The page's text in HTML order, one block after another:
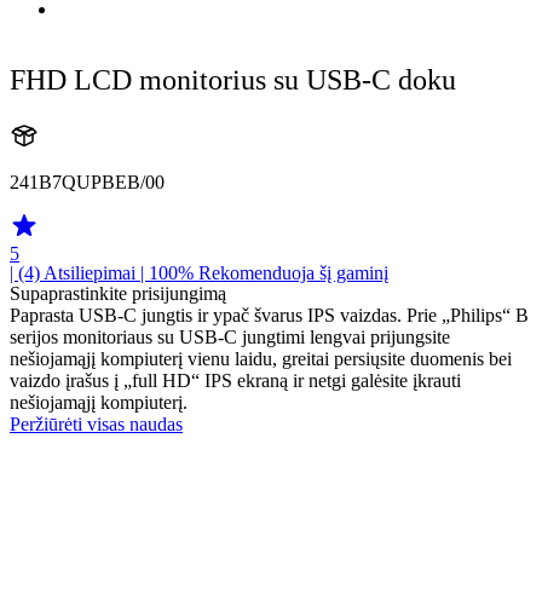
FHD LCD monitorius su USB-C doku
241B7QUPBEB/00
5
| (4) Atsiliepimai | 100% Rekomenduoja šį gaminį
Supaprastinkite prisijungimą
Paprasta USB-C jungtis ir ypač švarus IPS vaizdas. Prie „Philips“ B
serijos monitoriaus su USB-C jungtimi lengvai prijungsite
nešiojamąjį kompiuterį vienu laidu, greitai persiųsite duomenis bei
vaizdo įrašus į „full HD“ IPS ekraną ir netgi galėsite įkrauti
nešiojamąjį kompiuterį.
Peržiūrėti visas naudas